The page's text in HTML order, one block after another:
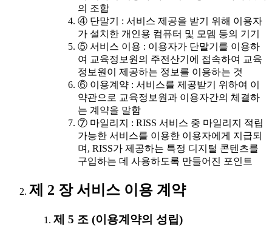
의 조합
④ 단말기 : 서비스 제공을 받기 위해 이용자
가 설치한 개인용 컴퓨터 및 모뎀 등의 기기
⑤ 서비스 이용 : 이용자가 단말기를 이용하
여 교육정보원의 주전산기에 접속하여 교육
정보원이 제공하는 정보를 이용하는 것
⑥ 이용계약 : 서비스를 제공받기 위하여 이
약관으로 교육정보원과 이용자간의 체결하
는 계약을 말함
⑦ 마일리지 : RISS 서비스 중 마일리지 적립
가능한 서비스를 이용한 이용자에게 지급되
며, RISS가 제공하는 특정 디지털 콘텐츠를
구입하는 데 사용하도록 만들어진 포인트
제 2 장 서비스 이용 계약
제 5 조 (이용계약의 성립)